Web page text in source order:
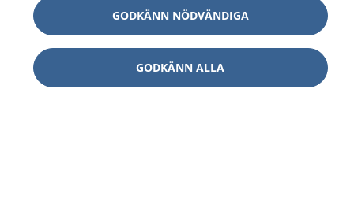
GODKÄNN NÖDVÄNDIGA
GODKÄNN ALLA